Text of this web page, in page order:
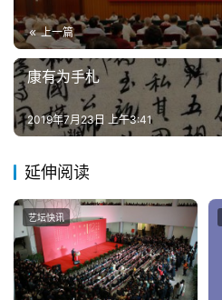
法
书
欣
赏
砚
夜
话
美
术
图
上一篇
康有为手札
2019年7月23日 上午3:41
延伸阅读
艺坛快讯